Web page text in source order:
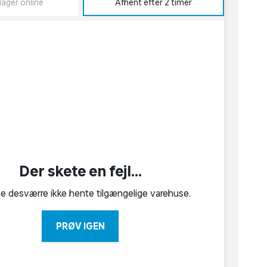
online Afhent efter 2 timer
Der skete en fejl...
desværre ikke hente tilgængelige varehuse.
PRØV IGEN